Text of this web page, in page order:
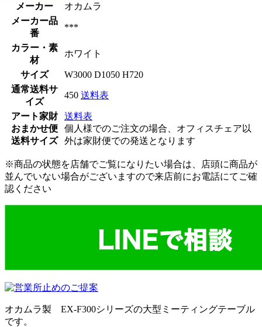
メーカー
オカムラ
メーカー品
番
***
カラー・素
材
ホワイト
サイズ
W3000 D1050 H720
通常送料サ
イズ
450 送料表
アート家財
おまかせ便
送料サイズ
送料表
個人様でのご注文の場合、オフィスチェア以
外は家財便での発送となります
※商品の状態を店舗でご覧になりたい場合は、店頭に商品が
並んでいない場合がございますので来店前にお電話にてご確
認ください
オカムラ製 EX-F300シリーズの大型ミーティングテーブル
です。